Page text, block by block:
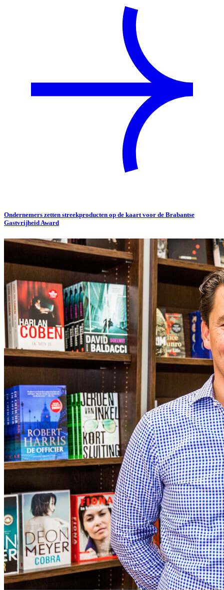
Ondernemers zetten streekproducten op de kaart voor de Brabantse
Gastvrijheid Award